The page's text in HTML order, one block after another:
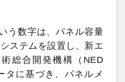
う数字は、パネル容量
ステムを設置し、新エ
総合開発機構（NED
タに基づき、パネルメ